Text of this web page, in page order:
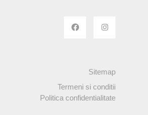
Sitemap
Termeni si conditii
Politica confidentialitate